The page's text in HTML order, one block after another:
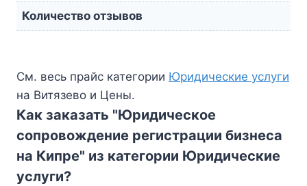
Количество отзывов
См. весь прайс категории Юридические услуги
на Витязево и Цены.
Как заказать "Юридическое
сопровождение регистрации бизнеса
на Кипре" из категории Юридические
услуги?